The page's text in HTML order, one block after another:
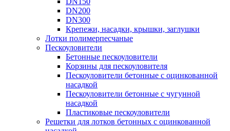
DN200
DN300
Крепежи, насадки, крышки, заглушки
Лотки полимерпесчаные
Пескоуловители
Бетонные пескоуловители
Корзины для пескоуловителя
Пескоуловители бетонные с оцинкованной
насадкой
Пескоуловители бетонные с чугунной
насадкой
Пластиковые пескоуловители
Решетки для лотков бетонных с оцинкованной